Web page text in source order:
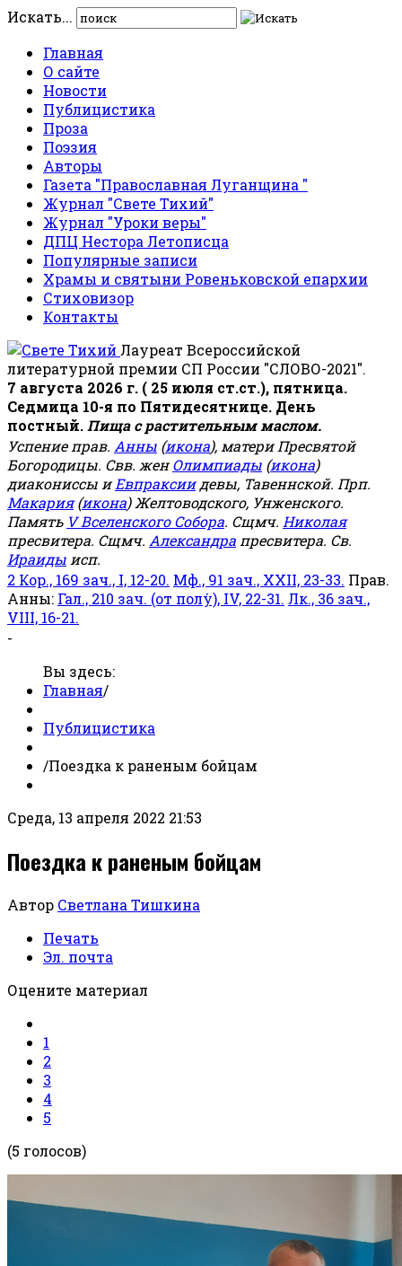
Искать...
Главная
О сайте
Новости
Публицистика
Проза
Поэзия
Авторы
Газета "Православная Луганщина "
Журнал "Свете Тихий"
Журнал "Уроки веры"
ДПЦ Нестора Летописца
Популярные записи
Храмы и святыни Ровеньковской епархии
Стиховизор
Контакты
Лауреат Всероссийской
литературной премии СП России "СЛОВО-2021".
7 августа 2026 г. ( 25 июля ст.ст.), пятница.
Седмица 10-я по Пятидесятнице. День
постный. Пища с растительным маслом.
Успение прав. Анны (икона), матери Пресвятой
Богородицы. Свв. женОлимпиады (икона)
диакониссы иЕвпраксиидевы, Тавеннской. Прп.
Макария(икона) Желтоводского, Унженского.
Память V Вселенского Собора. Сщмч. Николая
пресвитера. Сщмч. Александра пресвитера. Св.
Ираиды исп.
2 Кор., 169 зач., I, 12-20. Мф., 91 зач., XXII, 23-33. Прав.
Анны: Гал., 210 зач. (от полу́), IV, 22-31. Лк., 36 зач.,
VIII, 16-21.
-
Вы здесь:
Главная/
Публицистика
/Поездка к раненым бойцам
Среда, 13 апреля 2022 21:53
Поездка к раненым бойцам
Автор Светлана Тишкина
Печать
Эл. почта
Оцените материал
1
2
3
4
5
(5 голосов)